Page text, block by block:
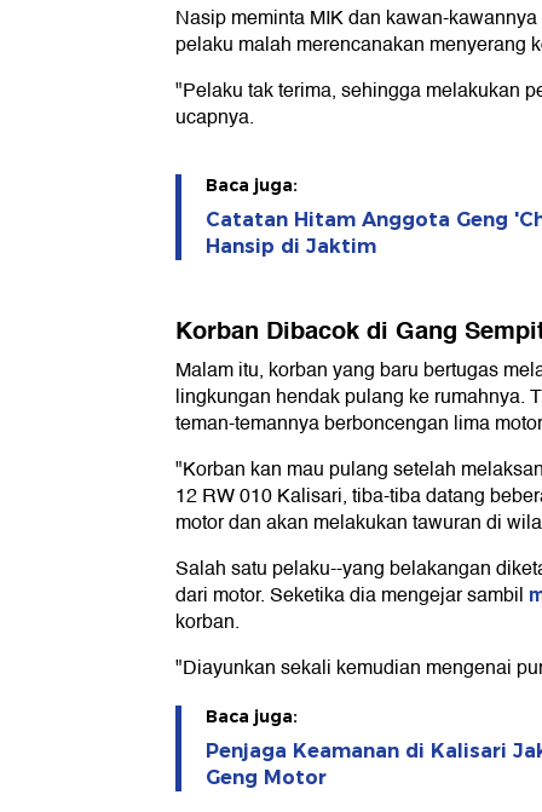
Nasip meminta MIK dan kawan-
pelaku malah merencanakan menyerang
"Pelaku tak terima, sehingga melakukan
ucapnya.
Baca juga:
Catatan Hitam Anggota Geng
Hansip di Jaktim
Korban Dibacok di Gang
Malam itu, korban yang baru bertugas
lingkungan hendak pulang ke rumahnya.
teman-temannya berboncengan lima
"Korban kan mau pulang setelah
12 RW 010 Kalisari, tiba-tiba datang
motor dan akan melakukan tawuran di
Salah satu pelaku--yang belakangan
dari motor. Seketika dia mengejar sambil
korban.
"Diayunkan sekali kemudian mengenai
Baca juga:
Penjaga Keamanan di Kalisari
Geng Motor